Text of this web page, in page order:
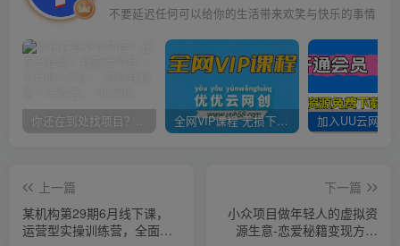
不要延迟任何可以给你的生活带来欢笑与快乐的事情
你还在到处找项目？还在当韭菜？我靠卖项目一个月收入5万+，曾经我也是个失败者。 全网VIP课程 无损下载~
上一篇
某机构第29期6月线下课，
运营型实操训练营，全面系
下一篇
小众项目做年轻人的虚拟资
源生意-恋爱秘籍变现方法